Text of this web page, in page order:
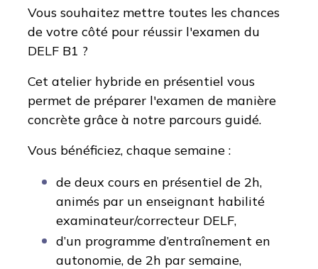
Vous souhaitez mettre toutes les chances
de votre côté pour réussir l'examen du
DELF B1 ?
Cet atelier hybride en présentiel vous
permet de préparer l'examen de manière
concrète grâce à notre parcours guidé.
Vous bénéficiez, chaque semaine :
de deux cours en présentiel de 2h,
animés par un enseignant habilité
examinateur/correcteur DELF,
d’un programme d’entraînement en
autonomie, de 2h par semaine,